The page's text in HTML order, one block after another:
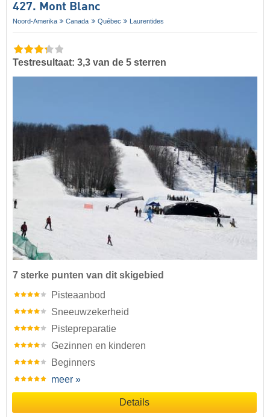
427. Mont Blanc
Noord-Amerika Canada Québec Laurentides
Testresultaat: 3,3 van de 5 sterren
7 sterke punten van dit skigebied
Pisteaanbod
Sneeuwzekerheid
Pistepreparatie
Gezinnen en kinderen
Beginners
meer »
Details